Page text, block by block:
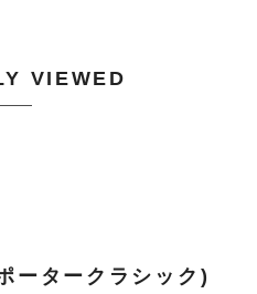
VIEWED
タークラシック)